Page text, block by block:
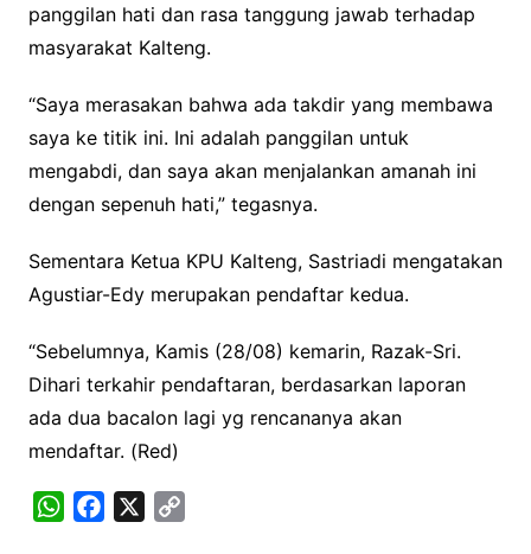
panggilan hati dan rasa tanggung jawab terhadap
masyarakat Kalteng.
“Saya merasakan bahwa ada takdir yang membawa
saya ke titik ini. Ini adalah panggilan untuk
mengabdi, dan saya akan menjalankan amanah ini
dengan sepenuh hati,” tegasnya.
Sementara Ketua KPU Kalteng, Sastriadi mengatakan
Agustiar-Edy merupakan pendaftar kedua.
“Sebelumnya, Kamis (28/08) kemarin, Razak-Sri.
Dihari terkahir pendaftaran, berdasarkan laporan
ada dua bacalon lagi yg rencananya akan
mendaftar. (Red)
W